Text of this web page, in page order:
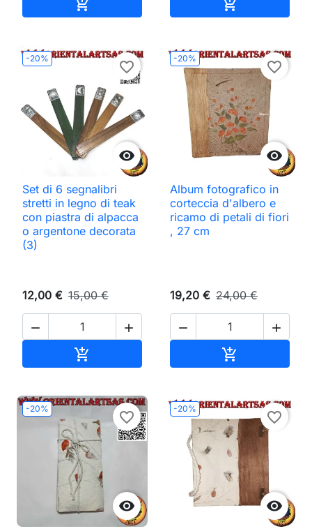
 
-20%

favorite_border
Set di 6 segnalibri
stretti in legno di teak
con piastra di alpacca
o argentone decorata
(3)
12,00 € 15,00 €
 

-20%

favorite_border
Album fotografico in
corteccia d'albero e
ricamo di petali di fiori
, 27 cm
19,20 € 24,00 €
 

-20%

favorite_border
-20%

favorite_border